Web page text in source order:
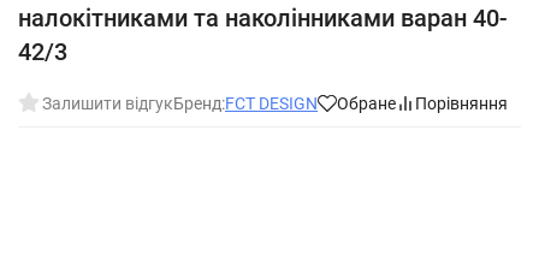
налокітниками та наколінниками варан 40-
42/3
Залишити відгукБренд:FCT DESIGN Обране Порівняння